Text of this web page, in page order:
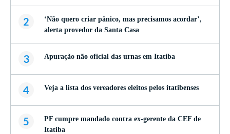
2
‘Não quero criar pânico, mas precisamos acordar’,
alerta provedor da Santa Casa
3 Apuração não oficial das urnas em Itatiba
4 Veja a lista dos vereadores eleitos pelos itatibenses
5
PF cumpre mandado contra ex-gerente da CEF de
Itatiba